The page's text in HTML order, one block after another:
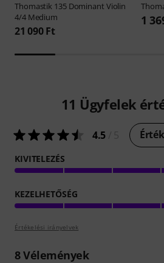
Thomastik 135 Dominant Violin
4/4 Medium
21 090 Ft
1
11 Ügyfelek
4.5
KIVITELEZÉS
KEZELHETŐSÉG
Értékelési irányelvek
8Vélemények